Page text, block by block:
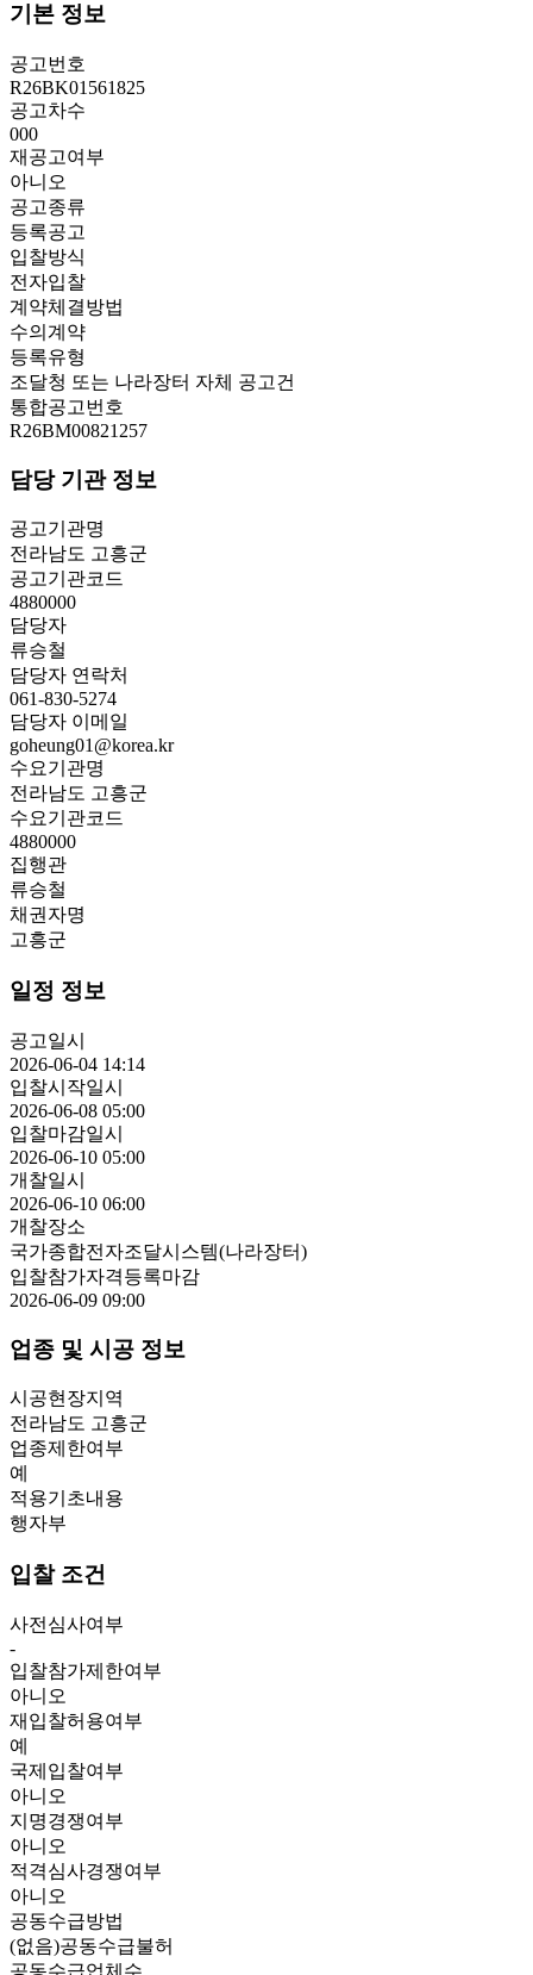
기본 정보
공고번호
R26BK01561825
공고차수
000
재공고여부
아니오
공고종류
등록공고
입찰방식
전자입찰
계약체결방법
수의계약
등록유형
조달청 또는 나라장터 자체 공고건
통합공고번호
R26BM00821257
담당 기관 정보
공고기관명
전라남도 고흥군
공고기관코드
4880000
담당자
류승철
담당자 연락처
061-830-5274
담당자 이메일
goheung01@korea.kr
수요기관명
전라남도 고흥군
수요기관코드
4880000
집행관
류승철
채권자명
고흥군
일정 정보
공고일시
2026-06-04 14:14
입찰시작일시
2026-06-08 05:00
입찰마감일시
2026-06-10 05:00
개찰일시
2026-06-10 06:00
개찰장소
국가종합전자조달시스템(나라장터)
입찰참가자격등록마감
2026-06-09 09:00
업종 및 시공 정보
시공현장지역
전라남도 고흥군
업종제한여부
예
적용기초내용
행자부
입찰 조건
사전심사여부
-
입찰참가제한여부
아니오
재입찰허용여부
예
국제입찰여부
아니오
지명경쟁여부
아니오
적격심사경쟁여부
아니오
공동수급방법
(없음)공동수급불허
공동수급업체수